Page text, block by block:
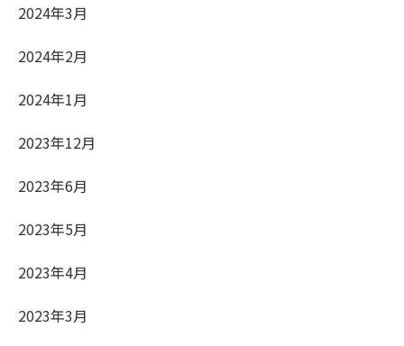
2024年3月
2024年2月
2024年1月
2023年12月
2023年6月
2023年5月
2023年4月
2023年3月